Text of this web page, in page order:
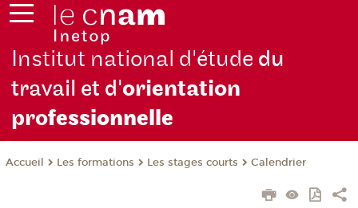
Institut national d'étude du
travail et d'orientation
professionnelle
Accueil Les formations Les stages courts Calendrier